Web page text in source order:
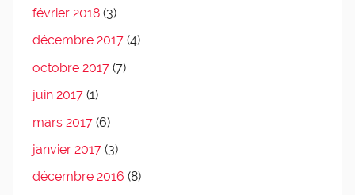
février 2018 (3)
décembre 2017 (4)
octobre 2017 (7)
juin 2017 (1)
mars 2017 (6)
janvier 2017 (3)
décembre 2016 (8)